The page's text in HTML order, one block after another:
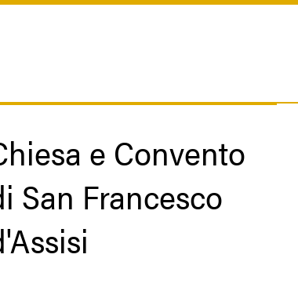
e Convento
San Francesco